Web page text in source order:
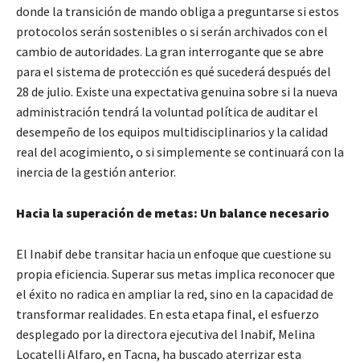
donde la transición de mando obliga a preguntarse si estos
protocolos serán sostenibles o si serán archivados con el
cambio de autoridades. La gran interrogante que se abre
para el sistema de protección es qué sucederá después del
28 de julio. Existe una expectativa genuina sobre si la nueva
administración tendrá la voluntad política de auditar el
desempeño de los equipos multidisciplinarios y la calidad
real del acogimiento, o si simplemente se continuará con la
inercia de la gestión anterior.
Hacia la superación de metas: Un balance necesario
El Inabif debe transitar hacia un enfoque que cuestione su
propia eficiencia. Superar sus metas implica reconocer que
el éxito no radica en ampliar la red, sino en la capacidad de
transformar realidades. En esta etapa final, el esfuerzo
desplegado por la directora ejecutiva del Inabif, Melina
Locatelli Alfaro, en Tacna, ha buscado aterrizar esta